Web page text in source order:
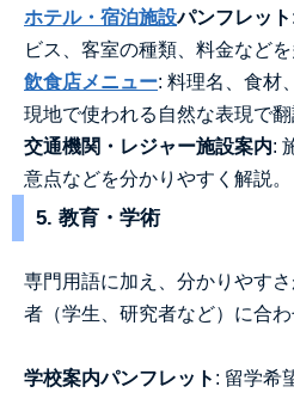
ホテル・宿泊施設パンフレット
ビス、客室の種類、料金などを
飲食店メニュー: 料理名、食材
現地で使われる自然な表現で翻
交通機関・レジャー施設案内:
意点などを分かりやすく解説。
5. 教育・学術
専門用語に加え、分かりやす
者（学生、研究者など）に合わ
学校案内パンフレット : 留学希